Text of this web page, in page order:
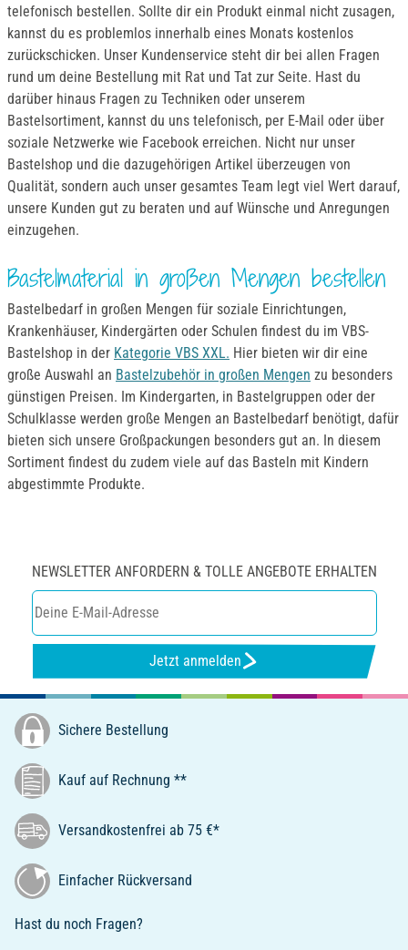
telefonisch bestellen. Sollte dir ein Produkt einmal nicht zusagen,
kannst du es problemlos innerhalb eines Monats kostenlos
zurückschicken. Unser Kundenservice steht dir bei allen Fragen
rund um deine Bestellung mit Rat und Tat zur Seite. Hast du
darüber hinaus Fragen zu Techniken oder unserem
Bastelsortiment, kannst du uns telefonisch, per E-Mail oder über
soziale Netzwerke wie Facebook erreichen. Nicht nur unser
Bastelshop und die dazugehörigen Artikel überzeugen von
Qualität, sondern auch unser gesamtes Team legt viel Wert darauf,
unsere Kunden gut zu beraten und auf Wünsche und Anregungen
einzugehen.
Bastelmaterial in großen Mengen bestellen
Bastelbedarf in großen Mengen für soziale Einrichtungen,
Krankenhäuser, Kindergärten oder Schulen findest du im VBS-
Bastelshop in der Kategorie VBS XXL. Hier bieten wir dir eine
große Auswahl an Bastelzubehör in großen Mengen zu besonders
günstigen Preisen. Im Kindergarten, in Bastelgruppen oder der
Schulklasse werden große Mengen an Bastelbedarf benötigt, dafür
bieten sich unsere Großpackungen besonders gut an. In diesem
Sortiment findest du zudem viele auf das Basteln mit Kindern
abgestimmte Produkte.
NEWSLETTER ANFORDERN & TOLLE ANGEBOTE ERHALTEN
Jetzt anmelden
Sichere Bestellung
Kauf auf Rechnung **
Versandkostenfrei ab 75 €*
Einfacher Rückversand
Hast du noch Fragen?